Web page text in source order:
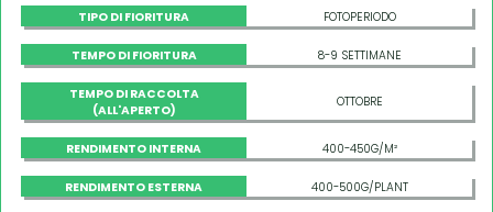
TIPO DI FIORITURA FOTOPERIODO
TEMPO DI FIORITURA 8-9 SETTIMANE
TEMPO DI RACCOLTA
(ALL'APERTO)
OTTOBRE
RENDIMENTO INTERNA 400-450G/M²
RENDIMENTO ESTERNA 400-500G/PLANT